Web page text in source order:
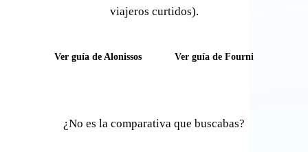
viajeros curtidos).
Ver guía de Alonissos Ver guía de Fourni
¿No es la comparativa que buscabas?